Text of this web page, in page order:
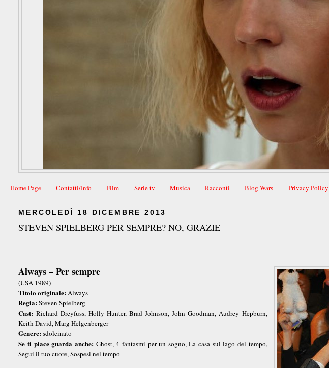
Home Page Contatti/Info Film Serie tv Musica Racconti Blog Wars Privacy Policy
MERCOLEDÌ 18 DICEMBRE 2013
STEVEN SPIELBERG PER SEMPRE? NO, GRAZIE
Always – Per sempre
(USA 1989)
Titolo originale: Always
Regia:Steven Spielberg
Cast: Richard Dreyfuss, Holly Hunter, Brad Johnson, John Goodman, Audrey Hepburn,
Keith David, Marg Helgenberger
Genere:sdolcinato
Se ti piace guarda anche: Ghost, 4 fantasmi per un sogno, La casa sul lago del tempo,
Segui il tuo cuore, Sospesi nel tempo